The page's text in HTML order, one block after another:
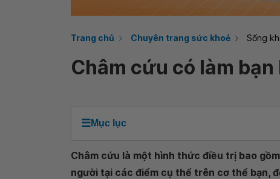
Trang chủ Chuyên trang sức khoẻ Sống
Châm cứu có làm bạn
☰Mục lục
Châm cứu là một hình thức điều trị bao
người tại các điểm cụ thể trên cơ thể bạn,